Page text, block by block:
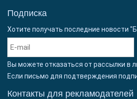
Подписка
Хотите получать последние новости
Вы можете отказаться от рассылки в
Если письмо для подтверждения
Контакты для рекламодателей